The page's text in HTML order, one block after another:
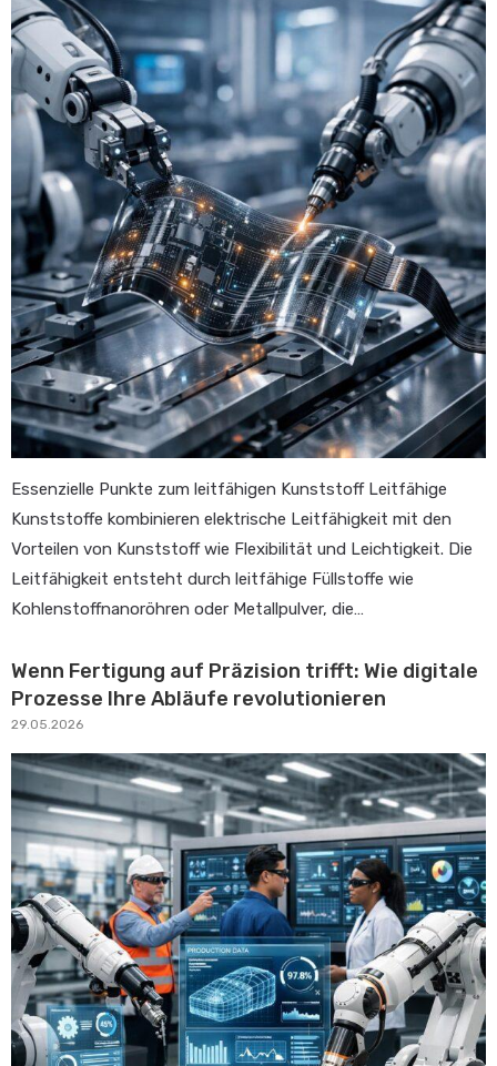
Essenzielle Punkte zum leitfähigen Kunststoff Leitfähige
Kunststoffe kombinieren elektrische Leitfähigkeit mit den
Vorteilen von Kunststoff wie Flexibilität und Leichtigkeit. Die
Leitfähigkeit entsteht durch leitfähige Füllstoffe wie
Kohlenstoffnanoröhren oder Metallpulver, die…
Wenn Fertigung auf Präzision trifft: Wie digitale
Prozesse Ihre Abläufe revolutionieren
29.05.2026